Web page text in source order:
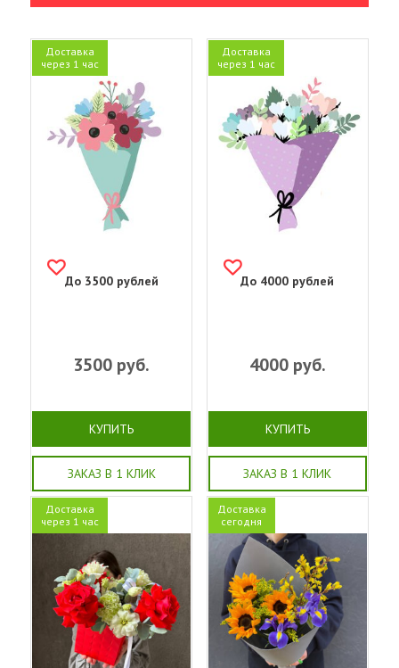
Доставка
через 1 час
До 3500 рублей
3500 руб.
КУПИТЬ
ЗАКАЗ В 1 КЛИК
Доставка
через 1 час
До 4000 рублей
4000руб.
КУПИТЬ
ЗАКАЗ В 1 КЛИК
Доставка
через 1 час
Доставка
сегодня